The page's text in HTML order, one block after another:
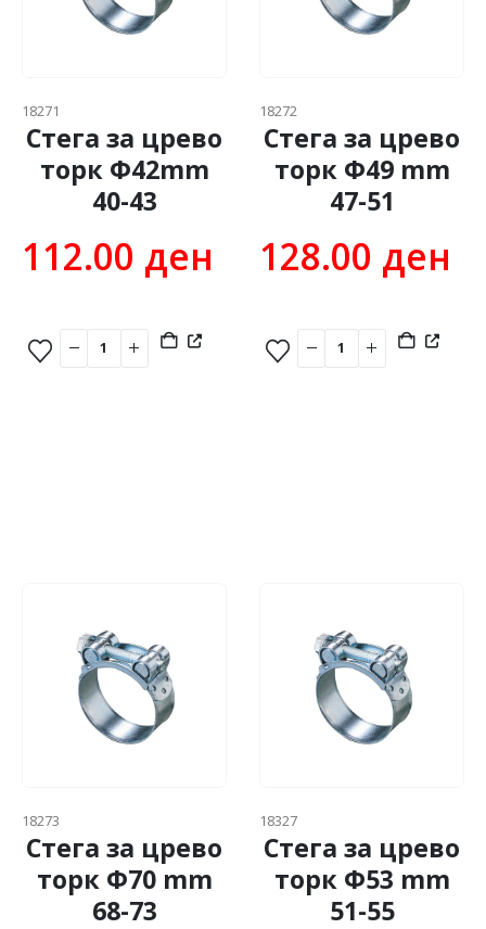
18271
Стега за црево
торк Ф42mm
40-43
112.00 ден
18272
Стега за црево
торк Ф49 mm
47-51
128.00 ден
18273
Стега за црево
торк Ф70 mm
68-73
18327
Стега за црево
торк Ф53 mm
51-55